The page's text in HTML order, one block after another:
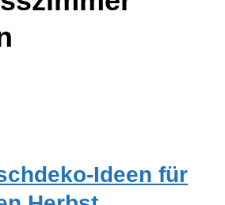
Ideen für